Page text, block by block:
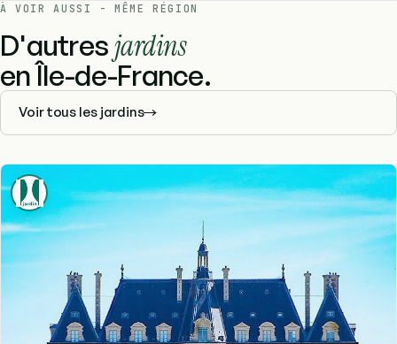
À VOIR AUSSI - MÊME RÉGION
D'autresjardins
en Île-de-France.
Voir tous les jardins